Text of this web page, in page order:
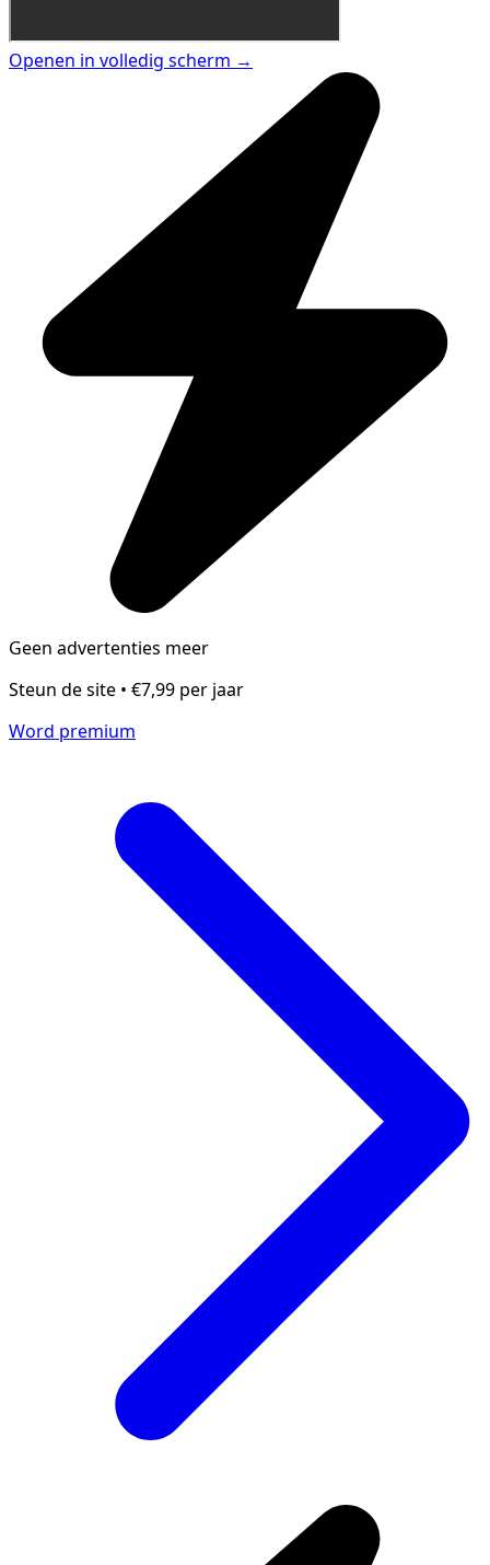
Openen in volledig scherm →
Geen advertenties meer
Steun de site • €7,99 per jaar
Word premium